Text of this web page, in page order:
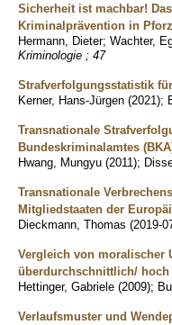
Sicherheit ist machbar!
Kriminalprävention in
Hermann, Dieter; Wachter,
Kriminologie ; 47
Strafverfolgungsstatistik
Kerner, Hans-Jürgen (2021);
Transnationale
Bundeskriminalamtes
Hwang, Mungyu (2011);
Transnationale
Mitgliedstaaten der
Dieckmann, Thomas (2019-
Vergleich von moralischer
überdurchschnittlich/
Hettinger, Gabriele (2009);
Verlaufsmuster und